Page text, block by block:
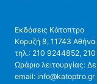
Εκδόσεις Κάτοπτρο
Κορυζή 8, 11743 Αθήνα
τηλ.: 210 9244852,
Ωράριο λειτουργίας:
email: info@katoptro.gr